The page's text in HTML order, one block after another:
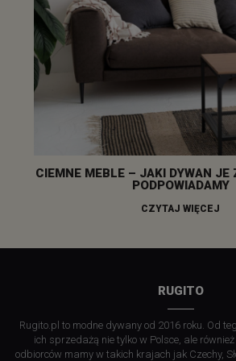
CIEMNE MEBLE – JAKI DYWAN JE
PODPOWIADAMY
CZYTAJ WIĘCEJ
RUGITO
Rugito.pl to modne dywany od 2016 roku. Od
ich sprzedażą nie tylko w Polsce, ale
odbiorców mamy w takich krajach jak Czechy,